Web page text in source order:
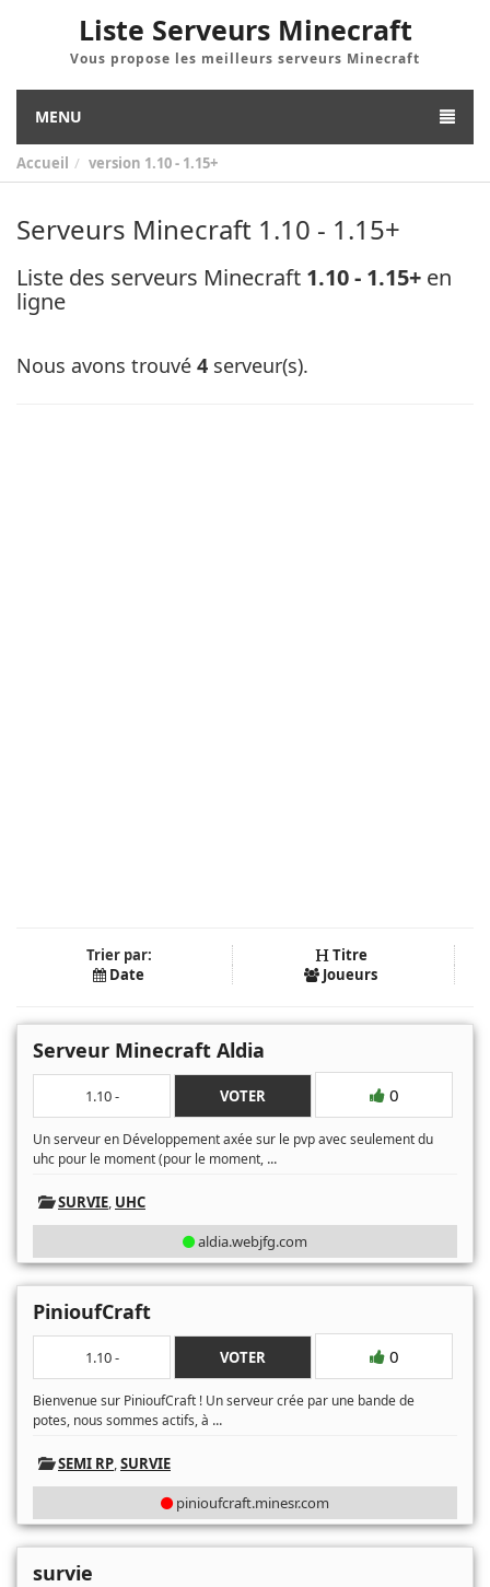
Liste Serveurs Minecraft
Vous propose les meilleurs serveurs Minecraft
MENU
Accueil version 1.10 - 1.15+
Serveurs Minecraft 1.10 - 1.15+
Liste des serveurs Minecraft 1.10 - 1.15+ en
ligne
Nous avons trouvé 4 serveur(s).
Trier par:
Titre
Date
Joueurs
Serveur Minecraft Aldia
1.10 - VOTER 0
Un serveur en Développement axée sur le pvp avec seulement du
uhc pour le moment (pour le moment, ...
SURVIE, UHC
aldia.webjfg.com
PinioufCraft
1.10 - VOTER 0
Bienvenue sur PinioufCraft ! Un serveur crée par une bande de
potes, nous sommes actifs, à ...
SEMI RP,SURVIE
pinioufcraft.minesr.com
survie